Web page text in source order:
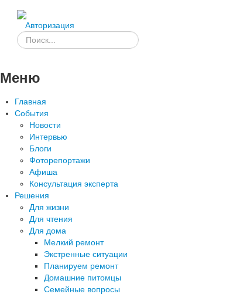
Авторизация
Меню
Главная
События
Новости
Интервью
Блоги
Фоторепортажи
Афиша
Консультация эксперта
Решения
Для жизни
Для чтения
Для дома
Мелкий ремонт
Экстренные ситуации
Планируем ремонт
Домашние питомцы
Семейные вопросы